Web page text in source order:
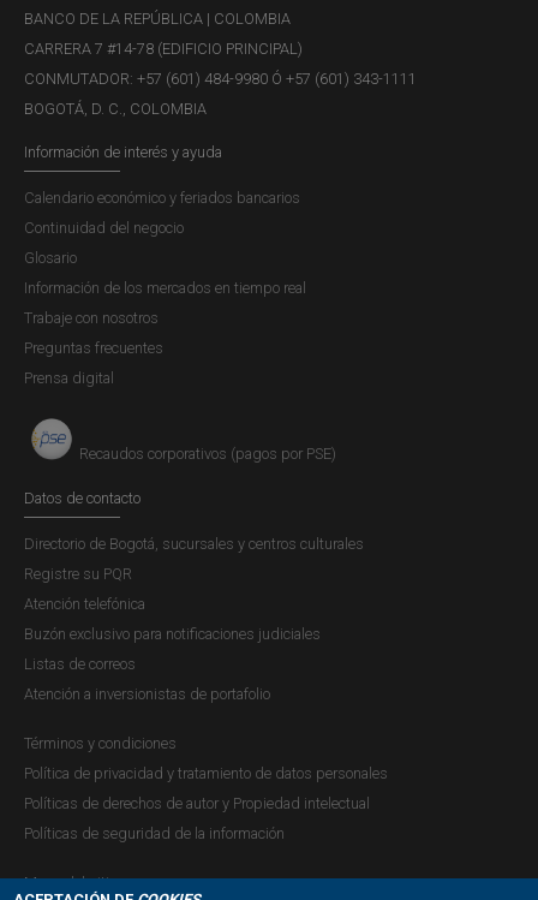
BANCO DE LA REPÚBLICA | COLOMBIA
CARRERA 7 #14-78 (EDIFICIO PRINCIPAL)
CONMUTADOR: +57 (601) 484-9980 Ó +57 (601) 343-1111
BOGOTÁ, D. C., COLOMBIA
Información de interés y ayuda
Calendario económico y feriados bancarios
Continuidad del negocio
Glosario
Información de los mercados en tiempo real
Trabaje con nosotros
Preguntas frecuentes
Prensa digital
Recaudos corporativos (pagos por PSE)
Datos de contacto
Directorio de Bogotá, sucursales y centros culturales
Registre su PQR
Atención telefónica
Buzón exclusivo para notificaciones judiciales
Listas de correos
Atención a inversionistas de portafolio
Términos y condiciones
Política de privacidad y tratamiento de datos personales
Políticas de derechos de autor y Propiedad intelectual
Políticas de seguridad de la información
Mapa del sitio